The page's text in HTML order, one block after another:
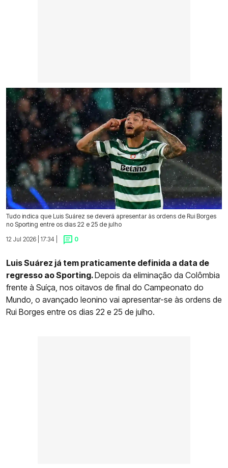
Tudo indica que Luis Suárez se deverá apresentar às ordens de Rui Borges
no Sporting entre os dias 22 e 25 de julho
12 Jul 2026 | 17:34 |
0
Luis Suárez já tem praticamente definida a data de
regresso ao Sporting.Depois da eliminação da Colômbia
frente à Suíça, nos oitavos de final do Campeonato do
Mundo, o avançado leonino vai apresentar-se às ordens de
Rui Borges entre os dias 22 e 25 de julho.